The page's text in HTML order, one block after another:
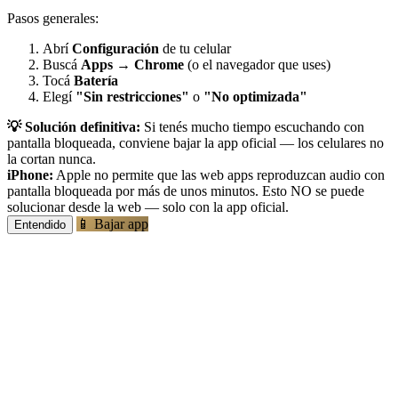
Pasos generales:
AbríConfiguración de tu celular
Buscá Apps → Chrome (o el navegador que uses)
Tocá Batería
Elegí "Sin restricciones" o "No optimizada"
💡 Solución definitiva: Si tenés mucho tiempo escuchando con
pantalla bloqueada, conviene bajar la app oficial — los celulares no
la cortan nunca.
iPhone: Apple no permite que las web apps reproduzcan audio con
pantalla bloqueada por más de unos minutos. Esto NO se puede
solucionar desde la web — solo con la app oficial.
Entendido 📱 Bajar app